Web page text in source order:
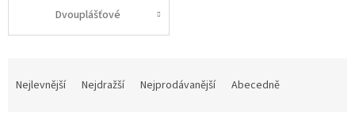
Dvouplášťové
Nejlevnější Nejdražší Nejprodávanější Abecedně